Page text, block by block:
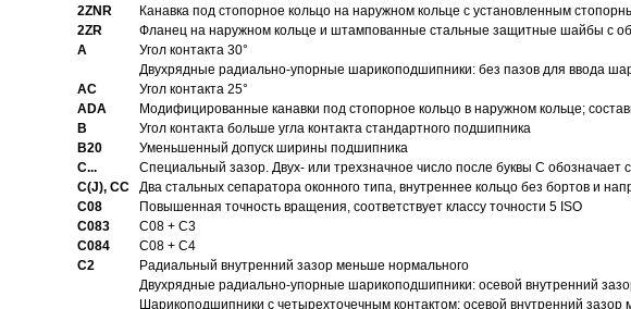
2ZNR
Канавка под стопорное кольцо на наружном кольце с установленным
2ZR
Фланец на наружном кольце и штампованные стальные защитные шайбы с
A
Угол контакта 30°
Двухрядные радиально-упорные шарикоподшипники: без пазов для ввода
AC
Угол контакта 25°
ADA
Модифицированные канавки под стопорное кольцо в наружном кольце;
B
Угол контакта больше угла контакта стандартного подшипника
B20
Уменьшенный допуск ширины подшипника
C...
Специальный зазор. Двух- или трехзначное число после буквы С обозначает
C(J), CC
Два стальных сепаратора оконного типа, внутреннее кольцо без бортов и
C08
Повышенная точность вращения, соответствует классу точности 5 ISO
C083
C08 + C3
C084
C08 + C4
C2
Pадиальный внутренний зазор меньше нормального
Двухрядные радиально-упорные шарикоподшипники: осевой внутренний
Шарикоподшипники с четырехточечным контактом: осевой внутренний зазор